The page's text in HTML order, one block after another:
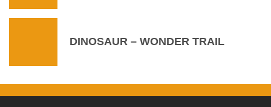
DINOSAUR – WONDER TRAIL